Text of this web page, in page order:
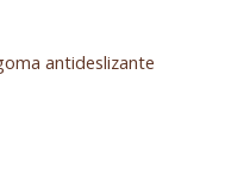
antideslizante